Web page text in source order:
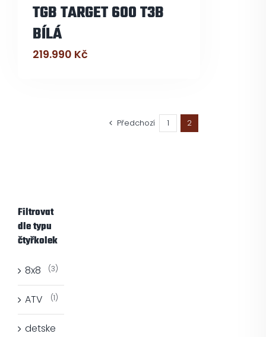
TGB TARGET 600 T3B
BÍLÁ
219.990 Kč
Předchozí 1 2
Filtrovat
dle typu
čtyřkolek
8x8 (3)
ATV (1)
detske